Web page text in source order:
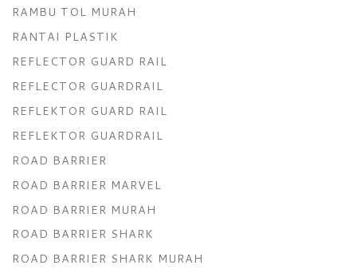
RAMBU TOL MURAH
RANTAI PLASTIK
REFLECTOR GUARD RAIL
REFLECTOR GUARDRAIL
REFLEKTOR GUARD RAIL
REFLEKTOR GUARDRAIL
ROAD BARRIER
ROAD BARRIER MARVEL
ROAD BARRIER MURAH
ROAD BARRIER SHARK
ROAD BARRIER SHARK MURAH